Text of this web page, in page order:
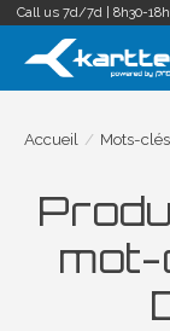
Call us 7d/7d | 8h30-
Accueil / Mots-clés
mot-